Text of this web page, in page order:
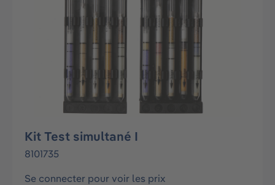
Kit Test simultané I
8101735
Se connecter pour voir les prix